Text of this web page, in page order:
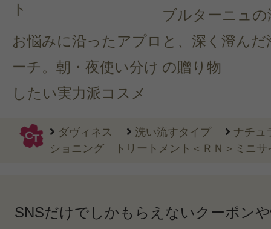
ト
お悩みに沿ったアプロ
ーチ。朝・夜使い分け
したい実力派コスメ
ブルターニュの
と、深く澄んだ
の贈り物
ダヴィネス 洗い流すタイプ
ナチ
ショニング トリートメント＜ＲＮ＞ミニサ
SNSだけでしかもらえないクーポン